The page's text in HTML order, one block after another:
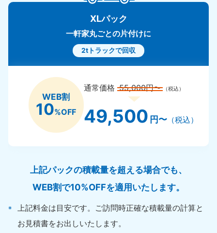
XLパック
一軒家丸ごとの片付けに
2tトラックで回収
WEB割
10%OFF
通常価格55,000円〜 （税込）
49,500 円〜（税込）
上記パックの積載量を超える場合でも、
WEB割で10%OFFを適用いたします。
上記料金は目安です。ご訪問時正確な積載量の計算と
お見積書をお出しいたします。